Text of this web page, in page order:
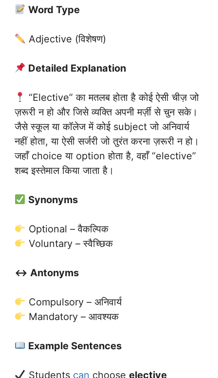
Word Type
Adjective (विशेषण)
Detailed Explanation
“Elective” का मतलब होता है कोई ऐसी चीज़ जो
ज़रूरी न हो और जिसे व्यक्ति अपनी मर्ज़ी से चुन सके।
जैसे स्कूल या कॉलेज में कोई subject जो अनिवार्य
नहीं होता, या ऐसी सर्जरी जो तुरंत करना ज़रूरी न हो।
जहाँ choice या option होता है, वहाँ “elective”
शब्द इस्तेमाल किया जाता है।
Synonyms
Optional – वैकल्पिक
Voluntary – स्वैच्छिक
↔️ Antonyms
Compulsory – अनिवार्य
Mandatory – आवश्यक
Example Sentences
Students can choose elective